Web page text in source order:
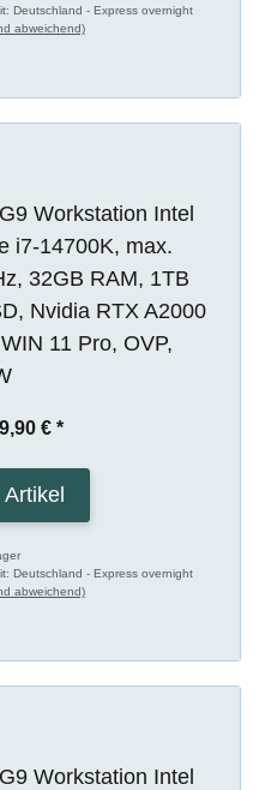
Deutschland - Express overnight
abweichend)
Workstation Intel
i7-14700K, max.
32GB RAM, 1TB
Nvidia RTX A2000
11 Pro, OVP,
€ *
Artikel
Deutschland - Express overnight
abweichend)
Workstation Intel